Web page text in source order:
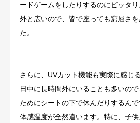
ードゲームをしたりするのにピッタ
外と広いので、皆で座っても窮屈さ
た。
さらに、UVカット機能も実際に感じ
日中に長時間外にいることも多いの
ためにシートの下で休んだりするん
体感温度が全然違います。特に、子